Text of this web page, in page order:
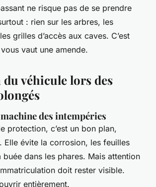
ne risque pas de se prendre
: rien sur les arbres, les
grilles d’accès aux caves. C’est
vaut une amende.
véhicule lors des
des intempéries
protection, c’est un bon plan,
Elle évite la corrosion, les feuilles
buée dans les phares. Mais attention
doit rester visible.
entièrement.